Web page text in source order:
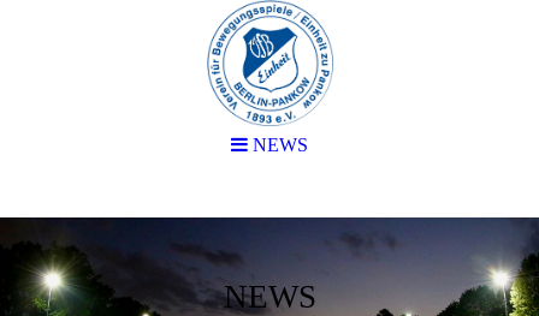
NEWS
NEWS